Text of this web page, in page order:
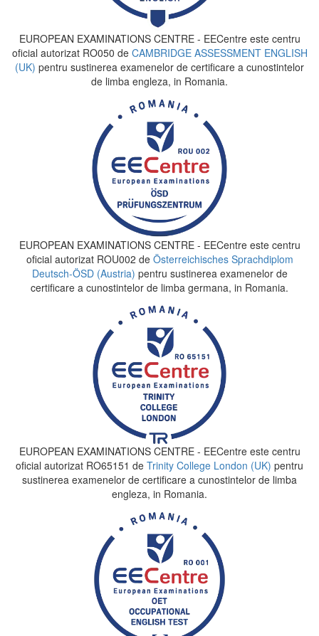
EUROPEAN EXAMINATIONS CENTRE - EECentre este centru
oficial autorizat RO050 de CAMBRIDGE ASSESSMENT ENGLISH
(UK) pentru sustinerea examenelor de certificare a cunostintelor
de limba engleza, in Romania.
EUROPEAN EXAMINATIONS CENTRE - EECentre este centru
oficial autorizat ROU002 deÖsterreichisches Sprachdiplom
Deutsch-ÖSD (Austria) pentru sustinerea examenelor de
certificare a cunostintelor de limba germana, in Romania.
EUROPEAN EXAMINATIONS CENTRE - EECentre este centru
oficial autorizat RO65151 de Trinity College London (UK) pentru
sustinerea examenelor de certificare a cunostintelor de limba
engleza, in Romania.